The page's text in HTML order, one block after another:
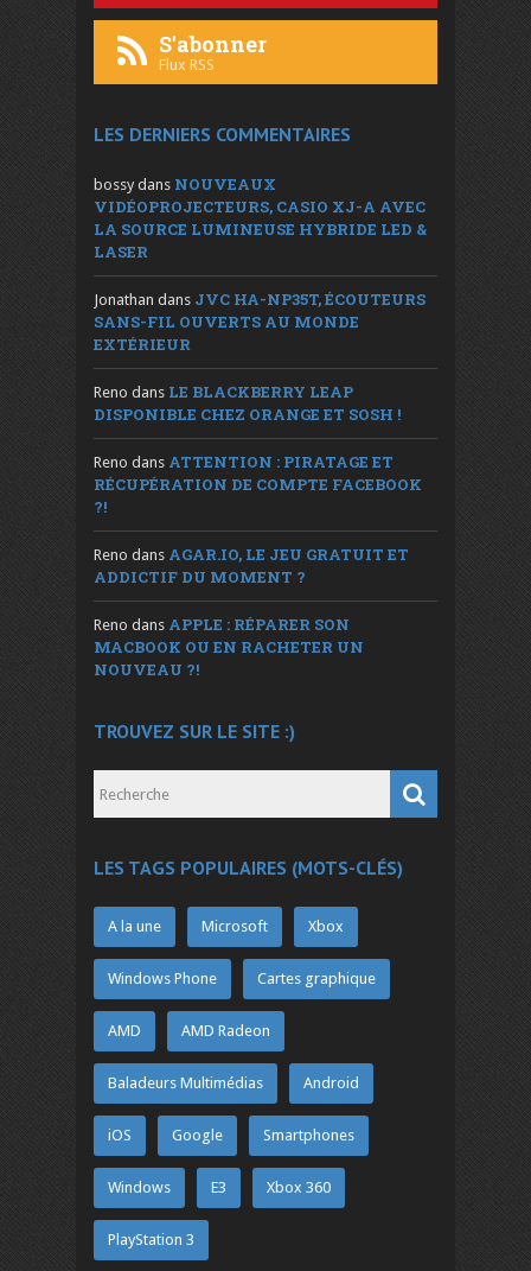
S'abonner
Flux RSS
LES DERNIERS COMMENTAIRES
bossy dans NOUVEAUX
VIDÉOPROJECTEURS, CASIO XJ-A AVEC
LA SOURCE LUMINEUSE HYBRIDE LED &
LASER
Jonathan dans JVC HA-NP35T, ÉCOUTEURS
SANS-FIL OUVERTS AU MONDE
EXTÉRIEUR
Reno dans LE BLACKBERRY LEAP
DISPONIBLE CHEZ ORANGE ET SOSH !
Reno dans ATTENTION : PIRATAGE ET
RÉCUPÉRATION DE COMPTE FACEBOOK
?!
Reno dans AGAR.IO, LE JEU GRATUIT ET
ADDICTIF DU MOMENT ?
Reno dans APPLE : RÉPARER SON
MACBOOK OU EN RACHETER UN
NOUVEAU ?!
TROUVEZ SUR LE SITE :)
LES TAGS POPULAIRES (MOTS-CLÉS)
A la une Microsoft Xbox
Windows Phone Cartes graphique
AMD AMD Radeon
Baladeurs Multimédias Android
iOS Google Smartphones
Windows E3 Xbox 360
PlayStation 3